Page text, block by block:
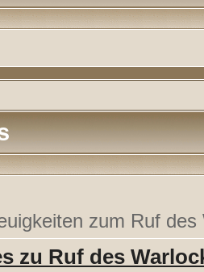
zum Ruf des
zu Ruf des